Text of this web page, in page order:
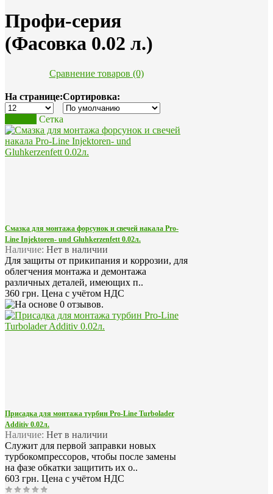
Профи-серия
(Фасовка 0.02 л.)
Сравнение товаров (0)
На странице:Сортировка:
Сетка
Смазка для монтажа форсунок и свечей накала Pro-
Line Injektoren- und Gluhkerzenfett 0.02л.
Наличие: Нет в наличии
Для защиты от прикипания и коррозии, для
облегчения монтажа и демонтажа
различных деталей, имеющих п..
360 грн. Цена с учётом НДС
Присадка для монтажа турбин Pro-Line Turbolader
Additiv 0.02л.
Наличие: Нет в наличии
Служит для первой заправки новых
турбокомпрессоров, чтобы после замены
на фазе обкатки защитить их о..
603 грн. Цена с учётом НДС